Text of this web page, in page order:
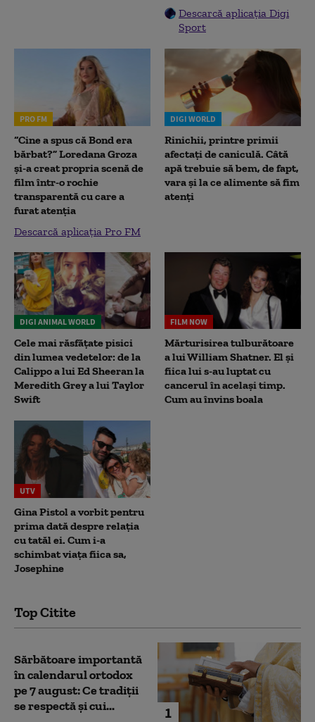
Descarcă aplicația Digi
Sport
PRO FM
“Cine a spus că Bond era
bărbat?” Loredana Groza
și-a creat propria scenă de
film într-o rochie
transparentă cu care a
furat atenția
Descarcă aplicația Pro FM
DIGI WORLD
Rinichii, printre primii
afectați de caniculă. Câtă
apă trebuie să bem, de fapt,
vara și la ce alimente să fim
atenți
DIGI ANIMAL WORLD
Cele mai răsfățate pisici
din lumea vedetelor: de la
Calippo a lui Ed Sheeran la
Meredith Grey a lui Taylor
Swift
FILM NOW
Mărturisirea tulburătoare
a lui William Shatner. El și
fiica lui s-au luptat cu
cancerul în același timp.
Cum au învins boala
UTV
Gina Pistol a vorbit pentru
prima dată despre relația
cu tatăl ei. Cum i-a
schimbat viața fiica sa,
Josephine
Top Citite
1
Sărbătoare importantă
în calendarul ortodox
pe 7 august: Ce tradiții
se respectă și cui...